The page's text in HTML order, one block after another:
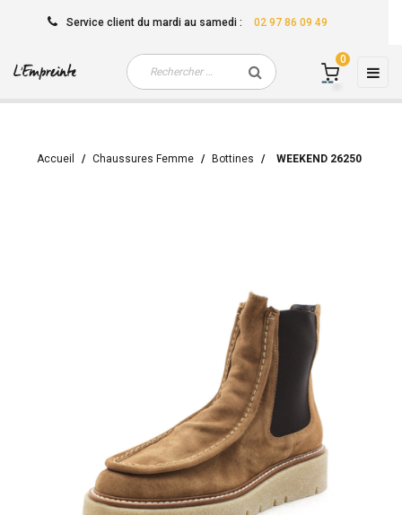
Service client du mardi au samedi : 02 97 86 09 49
☰
0
Accueil Chaussures Femme Bottines WEEKEND 26250